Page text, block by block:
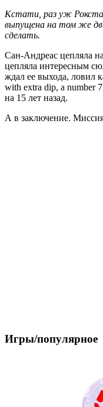
Кстати, раз уж
выпущена на том же
сделать.
Сан-Андреас цепляла
цепляла интересным
ждал ее выхода, ловил
with extra dip, a number
на 15 лет назад.
А в заключение.
Игры/популярное